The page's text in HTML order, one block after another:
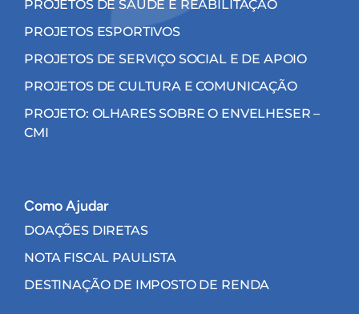
PROJETOS DE SAÚDE E REABILITAÇÃO
PROJETOS ESPORTIVOS
PROJETOS DE SERVIÇO SOCIAL E DE APOIO
PROJETOS DE CULTURA E COMUNICAÇÃO
PROJETO: OLHARES SOBRE O ENVELHESER –
CMI
Como Ajudar
DOAÇÕES DIRETAS
NOTA FISCAL PAULISTA
DESTINAÇÃO DE IMPOSTO DE RENDA